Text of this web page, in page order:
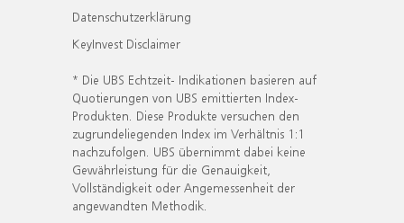
Datenschutzerklärung
KeyInvest Disclaimer
* Die UBS Echtzeit- Indikationen basieren auf
Quotierungen von UBS emittierten Index-
Produkten. Diese Produkte versuchen den
zugrundeliegenden Index im Verhältnis 1:1
nachzufolgen. UBS übernimmt dabei keine
Gewährleistung für die Genauigkeit,
Vollständigkeit oder Angemessenheit der
angewandten Methodik.